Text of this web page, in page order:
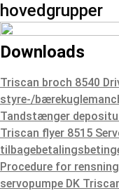
hovedgrupper
Downloads
Triscan broch 8540
styre-/
Tandstænger
Triscan flyer 8515
Procedure for
servopumpe DK